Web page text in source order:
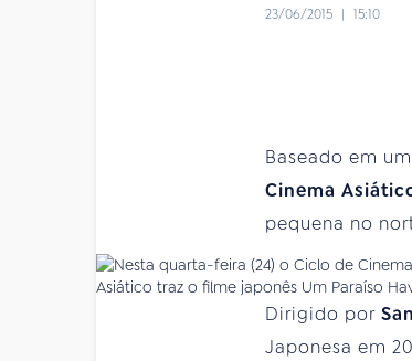
23/06/2015 | 15:10
Baseado em
Cinema
pequena no
Asiático traz o filme japonês Um Paraíso
Dirigido por
Japonesa em